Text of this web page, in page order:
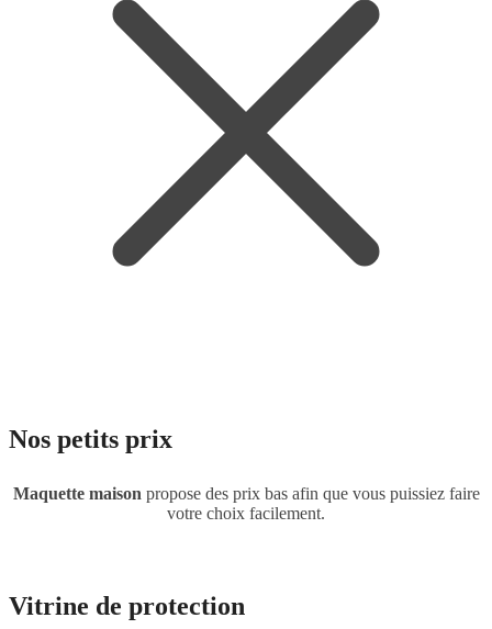
Nos petits prix
Maquette maison propose des prix bas afin que vous puissiez faire
votre choix facilement.
Vitrine de protection